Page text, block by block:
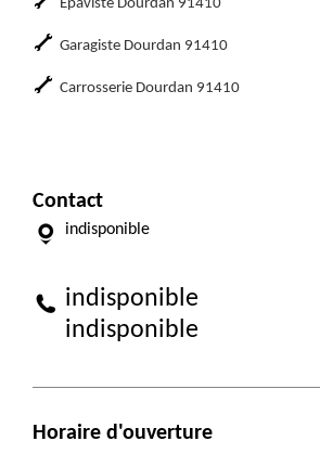
Epaviste Dourdan 91410
Garagiste Dourdan 91410
Carrosserie Dourdan 91410
Contact
indisponible
indisponible
indisponible
Horaire d'ouverture